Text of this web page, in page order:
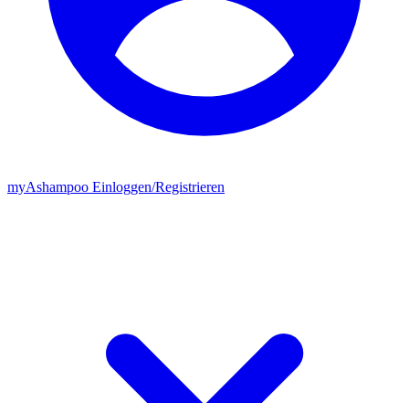
myAshampoo Einloggen/Registrieren